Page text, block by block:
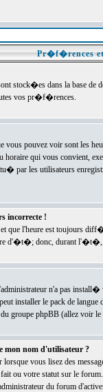
Pr�f�rences
stock�es dans la base de
vos pr�f�rences.
vous pouvez voir sont
qui vous convient,
par les utilisateurs
incorrecte !
que l'heure est toujours
d'�t�; donc, durant
n'a pas
installer le pack de
groupe phpBB (allez voir le
mon nom d'utilisateur ?
lorsque vous lisez des
ou votre statut sur le
du forum